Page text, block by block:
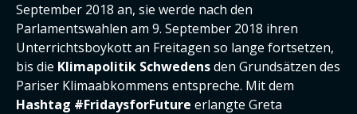
September 2018 an, sie werde nach den
Parlamentswahlen am 9. September 2018 ihren
Unterrichtsboykott an Freitagen so lange fortsetzen,
bis die Klimapolitik Schwedensden Grundsätzen des
Pariser Klimaabkommens entspreche. Mit dem
Hashtag #FridaysforFuture erlangte Greta